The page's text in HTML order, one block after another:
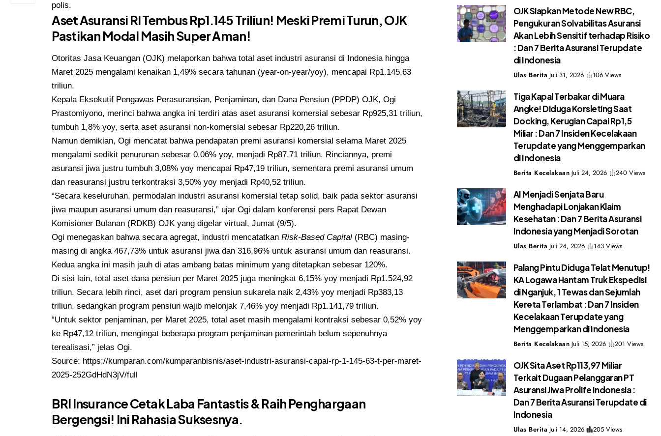
polis.
Aset Asuransi RI Tembus Rp1.145 Triliun! Meski Premi Turun, OJK
Pastikan Modal Masih Super Aman!
Otoritas Jasa Keuangan (OJK) melaporkan bahwa total aset industri asuransi di Indonesia hingga
Maret 2025 mengalami kenaikan 1,49% secara tahunan (year-on-year/yoy), mencapai Rp1.145,63
triliun.
Kepala Eksekutif Pengawas Perasuransian, Penjaminan, dan Dana Pensiun (PPDP) OJK, Ogi
Prastomiyono, merinci bahwa angka ini terdiri atas aset asuransi komersial sebesar Rp925,31 triliun,
tumbuh 1,8% yoy, serta aset asuransi non-komersial sebesar Rp220,26 triliun.
Namun demikian, Ogi mencatat bahwa pendapatan premi asuransi komersial selama Maret 2025
mengalami sedikit penurunan sebesar 0,06% yoy, menjadi Rp87,71 triliun. Rinciannya, premi
asuransi jiwa justru tumbuh 3,08% yoy mencapai Rp47,19 triliun, sementara premi asuransi umum
dan reasuransi justru terkontraksi 3,50% yoy menjadi Rp40,52 triliun.
“Secara keseluruhan, permodalan industri asuransi komersial tetap solid, baik pada sektor asuransi
jiwa maupun asuransi umum dan reasuransi,” ujar Ogi dalam konferensi pers Rapat Dewan
Komisioner Bulanan (RDKB) OJK yang digelar virtual, Jumat (9/5).
Ogi menegaskan bahwa secara agregat, industri mencatatkanRisk-Based Capital (RBC) masing-
masing di angka 467,73% untuk asuransi jiwa dan 316,96% untuk asuransi umum dan reasuransi.
Kedua angka ini masih jauh di atas ambang batas minimum yang ditetapkan sebesar 120%.
Di sisi lain, total aset dana pensiun per Maret 2025 juga meningkat 6,15% yoy menjadi Rp1.524,92
triliun. Secara lebih rinci, aset dari program pensiun sukarela naik 2,43% yoy menjadi Rp383,13
triliun, sedangkan program pensiun wajib melonjak 7,46% yoy menjadi Rp1.141,79 triliun.
“Untuk sektor penjaminan, per Maret 2025, total aset masih mengalami kontraksi sebesar 0,52% yoy
ke Rp47,12 triliun, mengingat beberapa program penjaminan pemerintah belum sepenuhnya
terealisasi,” jelas Ogi.
Source: https://kumparan.com/kumparanbisnis/aset-industri-asuransi-capai-rp-1-145-63-t-per-maret-
2025-252GdHdN3jV/full
BRI Insurance Cetak Laba Fantastis & Raih Penghargaan
Bergengsi! Ini Rahasia Suksesnya.
OJK Siapkan Metode New RBC,
Pengukuran Solvabilitas Asuransi
Akan Lebih Sensitif terhadap Risiko
: Dan 7 Berita Asuransi Terupdate
di Indonesia
Ulas Berita Juli 31, 2026 106 Views
Tiga Kapal Terbakar di Muara
Angke! Diduga Korsleting Saat
Docking, Kerugian Capai Rp1,5
Miliar : Dan 7 Insiden Kecelakaan
Terupdate yang Menggemparkan
di Indonesia
Berita Kecelakaan Juli 24, 2026 240 Views
AI Menjadi Senjata Baru
Menghadapi Lonjakan Klaim
Kesehatan : Dan 7 Berita Asuransi
Indonesia yang Menjadi Sorotan
Ulas Berita Juli 24, 2026 143 Views
Palang Pintu Diduga Telat Menutup!
KA Logawa Hantam Truk Ekspedisi
di Nganjuk, 1 Tewas dan Sejumlah
Kereta Terlambat : Dan 7 Insiden
Kecelakaan Terupdate yang
Menggemparkan di Indonesia
Berita Kecelakaan Juli 15, 2026 201 Views
OJK Sita Aset Rp113,97 Miliar
Terkait Dugaan Pelanggaran PT
Asuransi Jiwa Prolife Indonesia :
Dan 7 Berita Asuransi Terupdate di
Indonesia
Ulas Berita Juli 14, 2026 205 Views